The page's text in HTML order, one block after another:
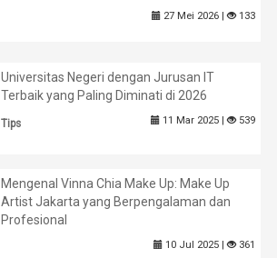
27 Mei 2026 | 133
Universitas Negeri dengan Jurusan IT
Terbaik yang Paling Diminati di 2026
Tips 11 Mar 2025 | 539
Mengenal Vinna Chia Make Up: Make Up
Artist Jakarta yang Berpengalaman dan
Profesional
10 Jul 2025 | 361